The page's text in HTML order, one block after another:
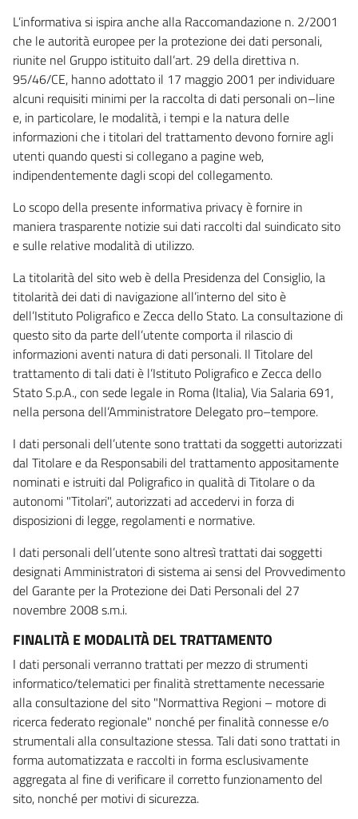
L’informativa si ispira anche alla Raccomandazione n. 2/2001
che le autorità europee per la protezione dei dati personali,
riunite nel Gruppo istituito dall’art. 29 della direttiva n.
95/46/CE, hanno adottato il 17 maggio 2001 per individuare
alcuni requisiti minimi per la raccolta di dati personali on–line
e, in particolare, le modalità, i tempi e la natura delle
informazioni che i titolari del trattamento devono fornire agli
utenti quando questi si collegano a pagine web,
indipendentemente dagli scopi del collegamento.
Lo scopo della presente informativa privacy è fornire in
maniera trasparente notizie sui dati raccolti dal suindicato sito
e sulle relative modalità di utilizzo.
La titolarità del sito web è della Presidenza del Consiglio, la
titolarità dei dati di navigazione all’interno del sito è
dell’Istituto Poligrafico e Zecca dello Stato. La consultazione di
questo sito da parte dell’utente comporta il rilascio di
informazioni aventi natura di dati personali. Il Titolare del
trattamento di tali dati è l’Istituto Poligrafico e Zecca dello
Stato S.p.A., con sede legale in Roma (Italia), Via Salaria 691,
nella persona dell’Amministratore Delegato pro–tempore.
I dati personali dell’utente sono trattati da soggetti autorizzati
dal Titolare e da Responsabili del trattamento appositamente
nominati e istruiti dal Poligrafico in qualità di Titolare o da
autonomi "Titolari", autorizzati ad accedervi in forza di
disposizioni di legge, regolamenti e normative.
I dati personali dell’utente sono altresì trattati dai soggetti
designati Amministratori di sistema ai sensi del Provvedimento
del Garante per la Protezione dei Dati Personali del 27
novembre 2008 s.m.i.
FINALITÀ E MODALITÀ DEL TRATTAMENTO
I dati personali verranno trattati per mezzo di strumenti
informatico/telematici per finalità strettamente necessarie
alla consultazione del sito "Normattiva Regioni – motore di
ricerca federato regionale" nonché per finalità connesse e/o
strumentali alla consultazione stessa. Tali dati sono trattati in
forma automatizzata e raccolti in forma esclusivamente
aggregata al fine di verificare il corretto funzionamento del
sito, nonché per motivi di sicurezza.